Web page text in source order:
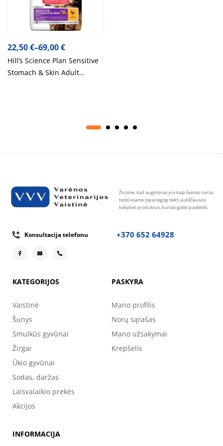
22,50€–69,00€
Hill’s Science Plan Sensitive
Stomach & Skin Adult
Žinome, kad augintiniai yra kaip šeimos nariai,
todėl esame įsipareigoję tiekti aukščiausios
kokybės produktus, kuriais galite pasitikėti.
Konsultacija telefonu +370 652 64928
KATEGORIJOS
Vaistinė
Šunys
Smulkūs gyvūnai
Žirgai
Ūkio gyvūnai
Sodas, daržas
Laisvalaikio prekės
Akcijos
PASKYRA
Mano profilis
Norų sąrašas
Mano užsakymai
Krepšelis
INFORMACIJA